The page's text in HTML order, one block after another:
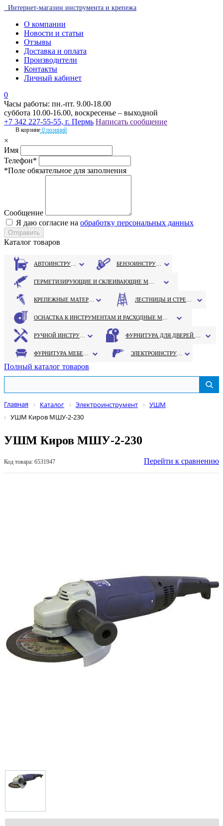
Интернет-магазин инструмента и крепежа
О компании
Новости и статьи
Отзывы
Доставка и оплата
Производители
Контакты
Личный кабинет
0
Часы работы: пн.-пт. 9.00-18.00
суббота 10.00-16.00, воскресенье – выходной
+7 342 227-55-55, г. Пермь Написать сообщение
В корзине 0 позиций
×
Имя
Телефон*
*Поле обязательное для заполнения
Сообщение
Я даю согласие на обработку персональных данных
Каталог товаров
Полный каталог товаров
Главная Каталог Электроинструмент
УШМ
УШМ Киров МШУ-2-230
УШМ Киров МШУ-2-230
Код товара: 6531947 Перейти к сравнению